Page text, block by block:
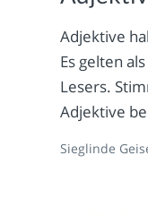
Adjektive
Es gelten
Lesers.
Adjektive
Sieglinde